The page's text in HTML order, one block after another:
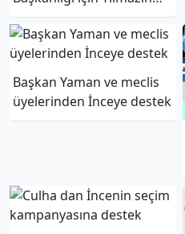
ismi geçiyor
Başkan Yaman ve meclis
üyelerinden İnceye destek